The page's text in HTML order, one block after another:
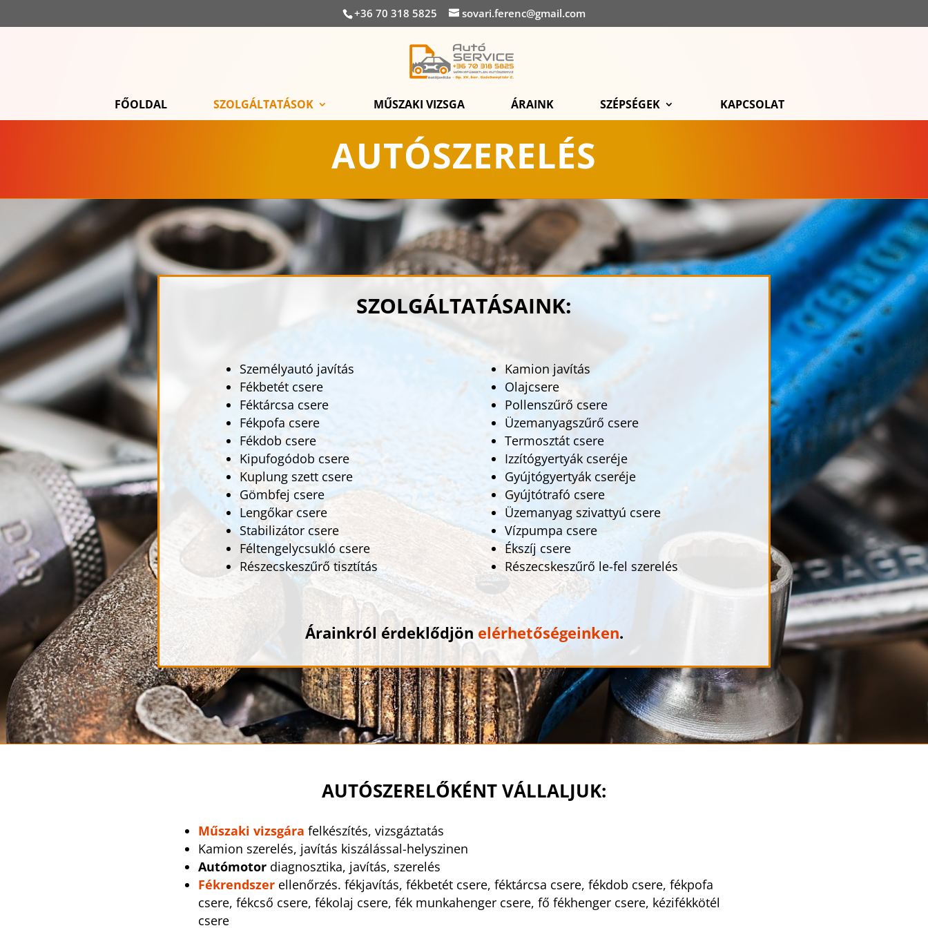
+36 70 318 5825 sovari.ferenc@gmail.com
FŐOLDAL SZOLGÁLTATÁSOK MŰSZAKI VIZSGA ÁRAINK SZÉPSÉGEK KAPCSOLAT
AUTÓSZERELÉS
SZOLGÁLTATÁSAINK:
Személyautó javítás
Fékbetét csere
Féktárcsa csere
Fékpofa csere
Fékdob csere
Kipufogódob csere
Kuplung szett csere
Gömbfej csere
Lengőkar csere
Stabilizátor csere
Féltengelycsukló csere
Részecskeszűrő tisztítás
Kamion javítás
Olajcsere
Pollenszűrő csere
Üzemanyagszűrő csere
Termosztát csere
Izzítógyertyák cseréje
Gyújtógyertyák cseréje
Gyújtótrafó csere
Üzemanyag szivattyú csere
Vízpumpa csere
Ékszíj csere
Részecskeszűrő le-fel szerelés
Árainkról érdeklődjön elérhetőségeinken.
AUTÓSZERELŐKÉNT VÁLLALJUK:
Műszaki vizsgára felkészítés, vizsgáztatás
Kamion szerelés, javítás kiszálással-helyszinen
Autómotordiagnosztika, javítás, szerelés
Fékrendszerellenőrzés. fékjavítás, fékbetét csere, féktárcsa csere, fékdob csere, fékpofa
csere, fékcső csere, fékolaj csere, fék munkahenger csere, fő fékhenger csere, kézifékkötél
csere